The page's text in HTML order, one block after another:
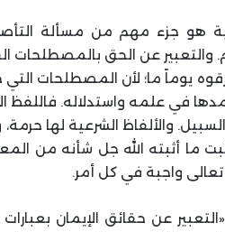
هو جزء مهم من مسألة
والتعبير عن الحق بالمصطلحات
يوماً ما؛ لأن المصطلحات
في علمه واستدلاله. فاللفظ
والألفاظ الشرعية لها
ما أثبته الله جل شأنه من
واجبة في كل أمر.
عن حقائق الإيمان